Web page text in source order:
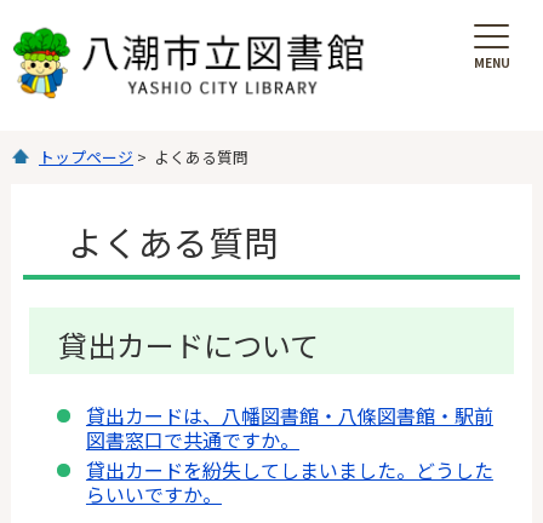
MENU
トップページ > よくある質問
よくある質問
貸出カードについて
貸出カードは、八幡図書館・八條図書館・駅前
図書窓口で共通ですか。
貸出カードを紛失してしまいました。どうした
らいいですか。